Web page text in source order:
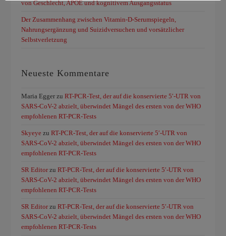
von Geschlecht, APOE und kognitivem Ausgangsstatus
Der Zusammenhang zwischen Vitamin-D-Serumspiegeln,
Nahrungsergänzung und Suizidversuchen und vorsätzlicher
Selbstverletzung
Neueste Kommentare
Maria Egger zuRT-PCR-Test, der auf die konservierte 5′-UTR von
SARS-CoV-2 abzielt, überwindet Mängel des ersten von der WHO
empfohlenen RT-PCR-Tests
Skyeye zuRT-PCR-Test, der auf die konservierte 5′-UTR von
SARS-CoV-2 abzielt, überwindet Mängel des ersten von der WHO
empfohlenen RT-PCR-Tests
SR EditorzuRT-PCR-Test, der auf die konservierte 5′-UTR von
SARS-CoV-2 abzielt, überwindet Mängel des ersten von der WHO
empfohlenen RT-PCR-Tests
SR EditorzuRT-PCR-Test, der auf die konservierte 5′-UTR von
SARS-CoV-2 abzielt, überwindet Mängel des ersten von der WHO
empfohlenen RT-PCR-Tests